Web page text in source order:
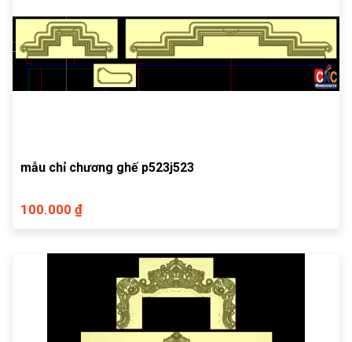
mẫu chỉ chương ghế p523j523
100.000 ₫